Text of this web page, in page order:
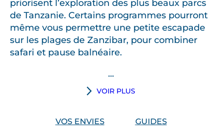
priorisent l’exploration des plus beaux parcs
de Tanzanie. Certains programmes pourront
même vous permettre une petite escapade
sur les plages de Zanzibar, pour combiner
safari et pause balnéaire.
...
VOIR PLUS
VOS ENVIES GUIDES